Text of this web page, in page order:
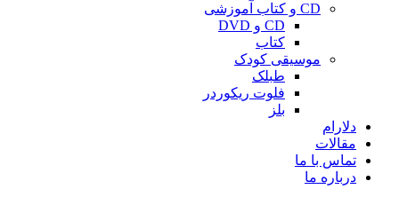
CD و کتاب آموزشی
CD و DVD
کتاب
موسیقی کودک
طبلک
فلوت ریکوردر
بلز
دلارام
مقالات
تماس با ما
درباره ما